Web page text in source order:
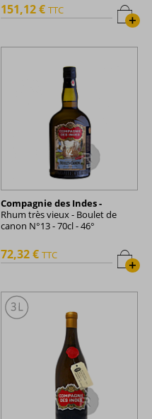
+
151,12 € TTC
Compagnie des Indes -
Rhum très vieux - Boulet de
canon N°13 - 70cl - 46°
+
72,32 € TTC